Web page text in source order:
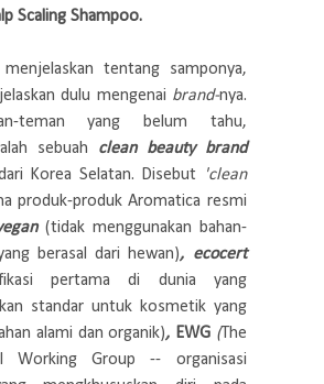
Scaling Shampoo.
tentang samponya,
dulu mengenai brand-nya.
teman yang belum tahu,
sebuah clean beauty brand
Korea Selatan.
Disebut
'clean
produk-produk Aromatica resmi
(tidak menggunakan bahan-
berasal dari hewan), ecocert
pertama di dunia yang
standar untuk kosmetik yang
alami dan organik), EWG (The
Working Group -- organisasi